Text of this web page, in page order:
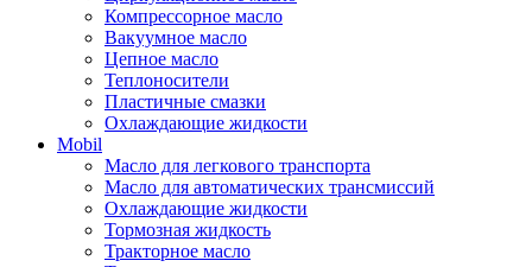
Компрессорное масло
Вакуумное масло
Цепное масло
Теплоносители
Пластичные смазки
Охлаждающие жидкости
Mobil
Масло для легкового транспорта
Масло для автоматических трансмиссий
Охлаждающие жидкости
Тормозная жидкость
Тракторное масло